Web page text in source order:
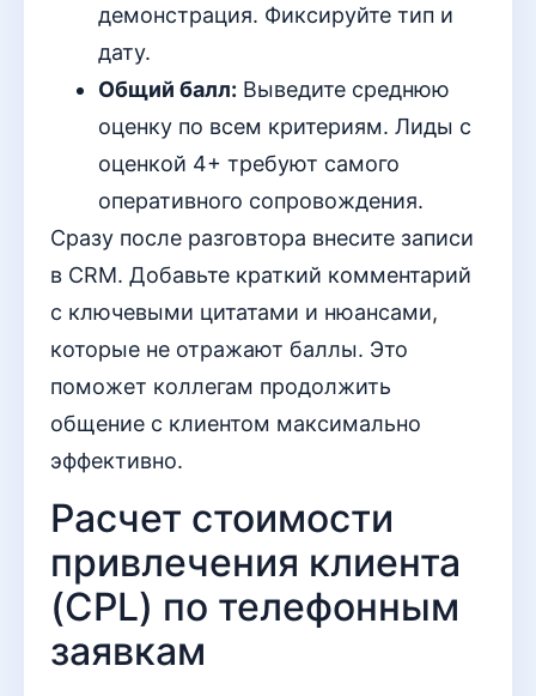
демонстрация. Фиксируйте тип и
дату.
Общий балл: Выведите среднюю
оценку по всем критериям. Лиды с
оценкой 4+ требуют самого
оперативного сопровождения.
Сразу после разговтора внесите записи
в CRM. Добавьте краткий комментарий
с ключевыми цитатами и нюансами,
которые не отражают баллы. Это
поможет коллегам продолжить
общение с клиентом максимально
эффективно.
Расчет стоимости
привлечения клиента
(CPL) по телефонным
заявкам